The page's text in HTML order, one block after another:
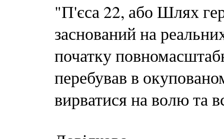
"П'єса 22, або Шлях
заснований на
початку
перебував в
вирватися на волю та